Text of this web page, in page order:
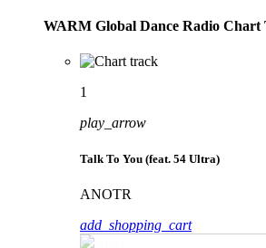
WARM Global Dance Radio Chart
1
play_arrow
Talk To You (feat. 54 Ultra)
ANOTR
add_shopping_cart